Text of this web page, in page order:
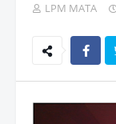
LPM MATA